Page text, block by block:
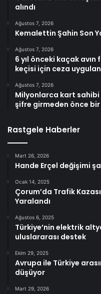
alındı
Ağustos 7, 2026
Kemalettin Şahin Son
Ağustos 7, 2026
6 yıl önceki kaçak
keçisi için ceza
Ağustos 7, 2026
Milyonlarca kart sahibi
şifre girmeden önce
Rastgele Haberler
Mart 26, 2026
Hande Erçel değişimi
Ocak 14, 2025
Çorum’da Trafik
Yaralandı
Ağustos 6, 2025
Türkiye’nin elektrik
uluslararası destek
Ekim 29, 2025
Avrupa ile Türkiye
düşüyor
Mart 29, 2026